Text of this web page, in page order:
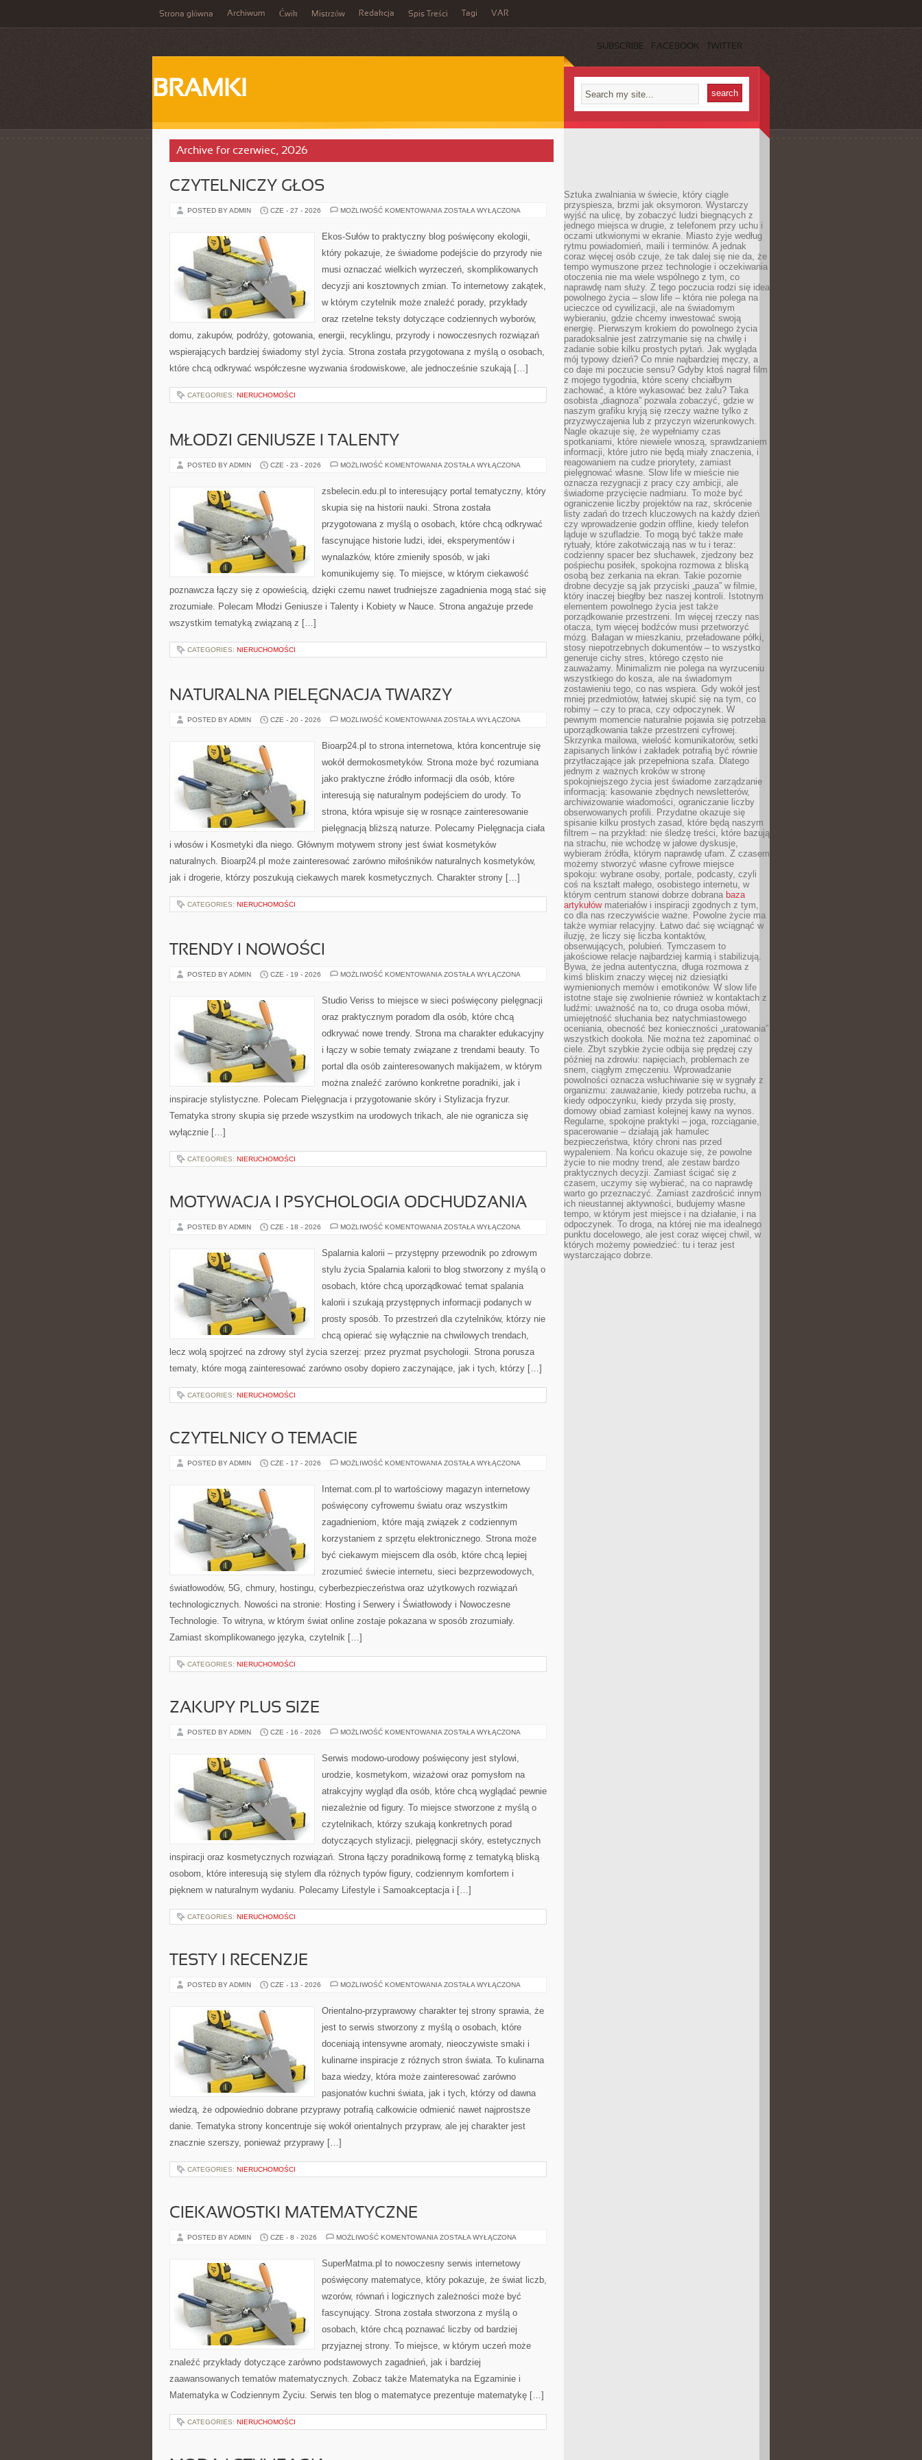
Strona główna Archiwum Ćwik Mistrzów Redakcja Spis Treści Tagi VAR
SUBSCRIBE FACEBOOK TWITTER
BRAMKI
Archive for czerwiec, 2026
CZYTELNICZY GŁOS
POSTED BY ADMIN CZE - 27 - 2026 MOŻLIWOŚĆ KOMENTOWANIA CZYTELNICZY
ZOSTAŁA WYŁĄCZONA
Ekos-Sułów to praktyczny blog poświęcony ekologii,
który pokazuje, że świadome podejście do przyrody nie
musi oznaczać wielkich wyrzeczeń, skomplikowanych
decyzji ani kosztownych zmian. To internetowy zakątek,
w którym czytelnik może znaleźć porady, przykłady
oraz rzetelne teksty dotyczące codziennych wyborów,
domu, zakupów, podróży, gotowania, energii, recyklingu, przyrody i nowoczesnych rozwiązań
wspierających bardziej świadomy styl życia. Strona została przygotowana z myślą o osobach,
które chcą odkrywać współczesne wyzwania środowiskowe, ale jednocześnie szukają […]
CATEGORIES: NIERUCHOMOŚCI
MŁODZI GENIUSZE I TALENTY
POSTED BY ADMIN CZE - 23 - 2026 MOŻLIWOŚĆ KOMENTOWANIA MŁODZI
TALENTY
ZOSTAŁA WYŁĄCZONA
zsbelecin.edu.pl to interesujący portal tematyczny, który
skupia się na historii nauki. Strona została
przygotowana z myślą o osobach, które chcą odkrywać
fascynujące historie ludzi, idei, eksperymentów i
wynalazków, które zmieniły sposób, w jaki
komunikujemy się. To miejsce, w którym ciekawość
poznawcza łączy się z opowieścią, dzięki czemu nawet trudniejsze zagadnienia mogą stać się
zrozumiałe. Polecam Młodzi Geniusze i Talenty i Kobiety w Nauce. Strona angażuje przede
wszystkim tematyką związaną z […]
CATEGORIES: NIERUCHOMOŚCI
NATURALNA PIELĘGNACJA TWARZY
POSTED BY ADMIN CZE - 20 - 2026 MOŻLIWOŚĆ KOMENTOWANIA NATURALNA
ZOSTAŁA WYŁĄCZONA
Bioarp24.pl to strona internetowa, która koncentruje się
wokół dermokosmetyków. Strona może być rozumiana
jako praktyczne źródło informacji dla osób, które
interesują się naturalnym podejściem do urody. To
strona, która wpisuje się w rosnące zainteresowanie
pielęgnacją bliższą naturze. Polecamy Pielęgnacja ciała
i włosów i Kosmetyki dla niego. Głównym motywem strony jest świat kosmetyków
naturalnych. Bioarp24.pl może zainteresować zarówno miłośników naturalnych kosmetyków,
jak i drogerie, którzy poszukują ciekawych marek kosmetycznych. Charakter strony […]
CATEGORIES: NIERUCHOMOŚCI
TRENDY I NOWOŚCI
POSTED BY ADMIN CZE - 19 - 2026 MOŻLIWOŚĆ KOMENTOWANIA TRENDY
ZOSTAŁA WYŁĄCZONA
Studio Veriss to miejsce w sieci poświęcony pielęgnacji
oraz praktycznym poradom dla osób, które chcą
odkrywać nowe trendy. Strona ma charakter edukacyjny
i łączy w sobie tematy związane z trendami beauty. To
portal dla osób zainteresowanych makijażem, w którym
można znaleźć zarówno konkretne poradniki, jak i
inspiracje stylistyczne. Polecam Pielęgnacja i przygotowanie skóry i Stylizacja fryzur.
Tematyka strony skupia się przede wszystkim na urodowych trikach, ale nie ogranicza się
wyłącznie […]
CATEGORIES: NIERUCHOMOŚCI
MOTYWACJA I PSYCHOLOGIA ODCHUDZANIA
POSTED BY ADMIN CZE - 18 - 2026 MOŻLIWOŚĆ KOMENTOWANIA MOTYWACJA
ODCHUDZANIA
ZOSTAŁA WYŁĄCZONA
Spalarnia kalorii – przystępny przewodnik po zdrowym
stylu życia Spalarnia kalorii to blog stworzony z myślą o
osobach, które chcą uporządkować temat spalania
kalorii i szukają przystępnych informacji podanych w
prosty sposób. To przestrzeń dla czytelników, którzy nie
chcą opierać się wyłącznie na chwilowych trendach,
lecz wolą spojrzeć na zdrowy styl życia szerzej: przez pryzmat psychologii. Strona porusza
tematy, które mogą zainteresować zarówno osoby dopiero zaczynające, jak i tych, którzy […]
CATEGORIES: NIERUCHOMOŚCI
CZYTELNICY O TEMACIE
POSTED BY ADMIN CZE - 17 - 2026 MOŻLIWOŚĆ KOMENTOWANIA CZYTELNICY
ZOSTAŁA WYŁĄCZONA
Internat.com.pl to wartościowy magazyn internetowy
poświęcony cyfrowemu światu oraz wszystkim
zagadnieniom, które mają związek z codziennym
korzystaniem z sprzętu elektronicznego. Strona może
być ciekawym miejscem dla osób, które chcą lepiej
zrozumieć świecie internetu, sieci bezprzewodowych,
światłowodów, 5G, chmury, hostingu, cyberbezpieczeństwa oraz użytkowych rozwiązań
technologicznych. Nowości na stronie: Hosting i Serwery i Światłowody i Nowoczesne
Technologie. To witryna, w którym świat online zostaje pokazana w sposób zrozumiały.
Zamiast skomplikowanego języka, czytelnik […]
CATEGORIES: NIERUCHOMOŚCI
ZAKUPY PLUS SIZE
POSTED BY ADMIN CZE - 16 - 2026 MOŻLIWOŚĆ KOMENTOWANIA ZAKUPY
ZOSTAŁA WYŁĄCZONA
Serwis modowo-urodowy poświęcony jest stylowi,
urodzie, kosmetykom, wizażowi oraz pomysłom na
atrakcyjny wygląd dla osób, które chcą wyglądać pewnie
niezależnie od figury. To miejsce stworzone z myślą o
czytelnikach, którzy szukają konkretnych porad
dotyczących stylizacji, pielęgnacji skóry, estetycznych
inspiracji oraz kosmetycznych rozwiązań. Strona łączy poradnikową formę z tematyką bliską
osobom, które interesują się stylem dla różnych typów figury, codziennym komfortem i
pięknem w naturalnym wydaniu. Polecamy Lifestyle i Samoakceptacja i […]
CATEGORIES: NIERUCHOMOŚCI
TESTY I RECENZJE
POSTED BY ADMIN CZE - 13 - 2026 MOŻLIWOŚĆ KOMENTOWANIA TESTY
ZOSTAŁA WYŁĄCZONA
Orientalno-przyprawowy charakter tej strony sprawia, że
jest to serwis stworzony z myślą o osobach, które
doceniają intensywne aromaty, nieoczywiste smaki i
kulinarne inspiracje z różnych stron świata. To kulinarna
baza wiedzy, która może zainteresować zarówno
pasjonatów kuchni świata, jak i tych, którzy od dawna
wiedzą, że odpowiednio dobrane przyprawy potrafią całkowicie odmienić nawet najprostsze
danie. Tematyka strony koncentruje się wokół orientalnych przypraw, ale jej charakter jest
znacznie szerszy, ponieważ przyprawy […]
CATEGORIES: NIERUCHOMOŚCI
CIEKAWOSTKI MATEMATYCZNE
POSTED BY ADMIN CZE - 8 - 2026 MOŻLIWOŚĆ KOMENTOWANIA CIEKAWOSTKI
ZOSTAŁA WYŁĄCZONA
SuperMatma.pl to nowoczesny serwis internetowy
poświęcony matematyce, który pokazuje, że świat liczb,
wzorów, równań i logicznych zależności może być
fascynujący. Strona została stworzona z myślą o
osobach, które chcą poznawać liczby od bardziej
przyjaznej strony. To miejsce, w którym uczeń może
znaleźć przykłady dotyczące zarówno podstawowych zagadnień, jak i bardziej
zaawansowanych tematów matematycznych. Zobacz także Matematyka na Egzaminie i
Matematyka w Codziennym Życiu. Serwis ten blog o matematyce prezentuje matematykę […]
CATEGORIES: NIERUCHOMOŚCI
Sztuka zwalniania w świecie, który ciągle
przyspiesza, brzmi jak oksymoron. Wystarczy
wyjść na ulicę, by zobaczyć ludzi biegnących z
jednego miejsca w drugie, z telefonem przy uchu i
oczami utkwionymi w ekranie. Miasto żyje według
rytmu powiadomień, maili i terminów. A jednak
coraz więcej osób czuje, że tak dalej się nie da, że
tempo wymuszone przez technologie i oczekiwania
otoczenia nie ma wiele wspólnego z tym, co
naprawdę nam służy. Z tego poczucia rodzi się idea
powolnego życia – slow life – która nie polega na
ucieczce od cywilizacji, ale na świadomym
wybieraniu, gdzie chcemy inwestować swoją
energię. Pierwszym krokiem do powolnego życia
paradoksalnie jest zatrzymanie się na chwilę i
zadanie sobie kilku prostych pytań. Jak wygląda
mój typowy dzień? Co mnie najbardziej męczy, a
co daje mi poczucie sensu? Gdyby ktoś nagrał film
z mojego tygodnia, które sceny chciałbym
zachować, a które wykasować bez żalu? Taka
osobista „diagnoza” pozwala zobaczyć, gdzie w
naszym grafiku kryją się rzeczy ważne tylko z
przyzwyczajenia lub z przyczyn wizerunkowych.
Nagle okazuje się, że wypełniamy czas
spotkaniami, które niewiele wnoszą, sprawdzaniem
informacji, które jutro nie będą miały znaczenia, i
reagowaniem na cudze priorytety, zamiast
pielęgnować własne. Slow life w mieście nie
oznacza rezygnacji z pracy czy ambicji, ale
świadome przycięcie nadmiaru. To może być
ograniczenie liczby projektów na raz, skrócenie
listy zadań do trzech kluczowych na każdy dzień
czy wprowadzenie godzin offline, kiedy telefon
ląduje w szufladzie. To mogą być także małe
rytuały, które zakotwiczają nas w tu i teraz:
codzienny spacer bez słuchawek, zjedzony bez
pośpiechu posiłek, spokojna rozmowa z bliską
osobą bez zerkania na ekran. Takie pozornie
drobne decyzje są jak przyciski „pauza” w filmie,
który inaczej biegłby bez naszej kontroli. Istotnym
elementem powolnego życia jest także
porządkowanie przestrzeni. Im więcej rzeczy nas
otacza, tym więcej bodźców musi przetworzyć
mózg. Bałagan w mieszkaniu, przeładowane półki,
stosy niepotrzebnych dokumentów – to wszystko
generuje cichy stres, którego często nie
zauważamy. Minimalizm nie polega na wyrzuceniu
wszystkiego do kosza, ale na świadomym
zostawieniu tego, co nas wspiera. Gdy wokół jest
mniej przedmiotów, łatwiej skupić się na tym, co
robimy – czy to praca, czy odpoczynek. W
pewnym momencie naturalnie pojawia się potrzeba
uporządkowania także przestrzeni cyfrowej.
Skrzynka mailowa, wielość komunikatorów, setki
zapisanych linków i zakładek potrafią być równie
przytłaczające jak przepełniona szafa. Dlatego
jednym z ważnych kroków w stronę
spokojniejszego życia jest świadome zarządzanie
informacją: kasowanie zbędnych newsletterów,
archiwizowanie wiadomości, ograniczanie liczby
obserwowanych profili. Przydatne okazuje się
spisanie kilku prostych zasad, które będą naszym
filtrem – na przykład: nie śledzę treści, które bazują
na strachu, nie wchodzę w jałowe dyskusje,
wybieram źródła, którym naprawdę ufam. Z czasem
możemy stworzyć własne cyfrowe miejsce
spokoju: wybrane osoby, portale, podcasty, czyli
coś na kształt małego, osobistego internetu, w
którym centrum stanowi dobrze dobrana baza
artykułówmateriałów i inspiracji zgodnych z tym,
co dla nas rzeczywiście ważne. Powolne życie ma
także wymiar relacyjny. Łatwo dać się wciągnąć w
iluzję, że liczy się liczba kontaktów,
obserwujących, polubień. Tymczasem to
jakościowe relacje najbardziej karmią i stabilizują.
Bywa, że jedna autentyczna, długa rozmowa z
kimś bliskim znaczy więcej niż dziesiątki
wymienionych memów i emotikonów. W slow life
istotne staje się zwolnienie również w kontaktach z
ludźmi: uważność na to, co druga osoba mówi,
umiejętność słuchania bez natychmiastowego
oceniania, obecność bez konieczności „uratowania”
wszystkich dookoła. Nie można też zapominać o
ciele. Zbyt szybkie życie odbija się prędzej czy
później na zdrowiu: napięciach, problemach ze
snem, ciągłym zmęczeniu. Wprowadzanie
powolności oznacza wsłuchiwanie się w sygnały z
organizmu: zauważanie, kiedy potrzeba ruchu, a
kiedy odpoczynku, kiedy przyda się prosty,
domowy obiad zamiast kolejnej kawy na wynos.
Regularne, spokojne praktyki – joga, rozciąganie,
spacerowanie – działają jak hamulec
bezpieczeństwa, który chroni nas przed
wypaleniem. Na końcu okazuje się, że powolne
życie to nie modny trend, ale zestaw bardzo
praktycznych decyzji. Zamiast ścigać się z
czasem, uczymy się wybierać, na co naprawdę
warto go przeznaczyć. Zamiast zazdrościć innym
ich nieustannej aktywności, budujemy własne
tempo, w którym jest miejsce i na działanie, i na
odpoczynek. To droga, na której nie ma idealnego
punktu docelowego, ale jest coraz więcej chwil, w
których możemy powiedzieć: tu i teraz jest
wystarczająco dobrze.